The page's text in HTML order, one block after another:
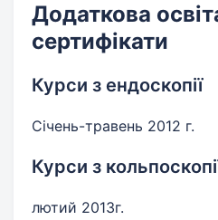
Додаткова
сертифікати
Курси з ендоскопії
Січень-травень 2012 г.
Курси з
лютий 2013г.